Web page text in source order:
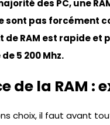
des PC, une
sont pas forcément
de RAM est rapide et
5 200 Mhz.
de la RAM :
choix, il faut avant